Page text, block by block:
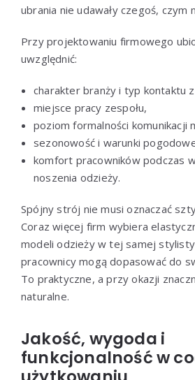
ubrania nie udawały czegoś, czym
Przy projektowaniu firmowego
uwzględnić:
charakter branży i typ kontaktu
miejsce pracy zespołu,
poziom formalności komunikacji
sezonowość i warunki
komfort pracowników podczas
noszenia odzieży.
Spójny strój nie musi oznaczać
Coraz więcej firm wybiera
modeli odzieży w tej samej
pracownicy mogą dopasować do
To praktyczne, a przy okazji
naturalne.
Jakość, wygoda i
funkcjonalność w